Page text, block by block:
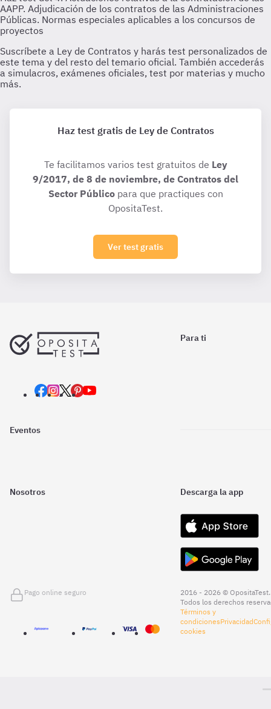
Haz test gratis de Ley de Contratos
Te facilitamos varios test gratuitos de Ley
9/2017, de 8 de noviembre, de Contratos del
Sector Públicopara que practiques con
OpositaTest.
Ver test gratis
Para ti
Eventos
Nosotros Descarga la app
Pago online seguro
2016 - 2026 © OpositaTest.
Todos los derechos
Términos y
condicionesPrivacidad
cookies